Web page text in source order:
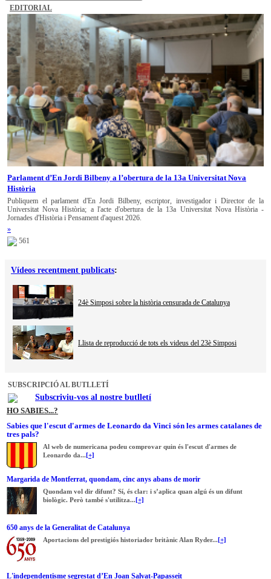
EDITORIAL
Parlament d’En Jordi Bilbeny a l’obertura de la 13a Universitat Nova
Història
Publiquem el parlament d'En Jordi Bilbeny, escriptor, investigador i Director de la
Universitat Nova Història; a l'acte d'obertura de la 13a Universitat Nova Història -
Jornades d'Història i Pensament d'aquest 2026.
»
561
Vídeos recentment publicats:
24è Simposi sobre la història censurada de Catalunya
Llista de reproducció de tots els videus del 23è Simposi
SUBSCRIPCIÓ AL BUTLLETÍ
Subscriviu-vos al nostre butlletí
HO SABIES...?
Sabies que l'escut d'armes de Leonardo da Vinci són les armes catalanes de
tres pals?
Al web de numericana podeu comprovar quin és l'escut d'armes de
Leonardo da... [+]
Margarida de Montferrat, quondam, cinc anys abans de morir
Quondam vol dir difunt? Sí, és clar: i s’aplica quan algú és un difunt
biològic. Però també s'utilitza... [+]
650 anys de la Generalitat de Catalunya
Aportacions del prestigiós historiador britànic Alan Ryder... [+]
L'independentisme segrestat d’En Joan Salvat-Papasseit